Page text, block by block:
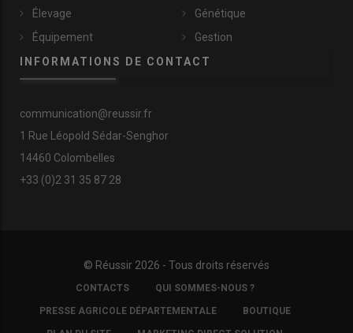
Élevage
Équipement
Génétique
Gestion
INFORMATIONS DE CONTACT
communication@reussir.fr
1 Rue Léopold Sédar-Senghor
14460 Colombelles
+33 (0)2 31 35 87 28
© Réussir 2026 - Tous droits réservés
COPYRIGHTCONTACTS QUI SOMMES-NOUS ?
PRESSE AGRICOLE DÉPARTEMENTALE BOUTIQUE